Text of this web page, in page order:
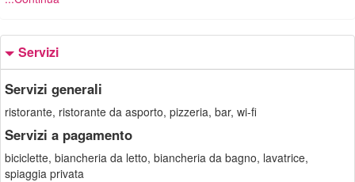
Servizi
Servizi generali
ristorante, ristorante da asporto, pizzeria, bar, wi-fi
Servizi a pagamento
biciclette, biancheria da letto, biancheria da bagno, lavatrice,
spiaggia privata